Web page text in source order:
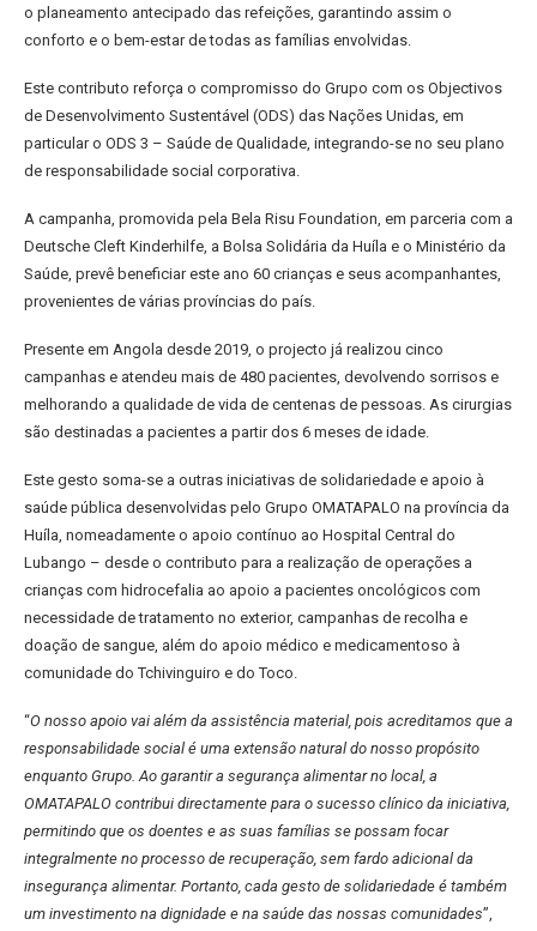
o planeamento antecipado das refeições, garantindo assim o
conforto e o bem-estar de todas as famílias envolvidas.
Este contributo reforça o compromisso do Grupo com os Objectivos
de Desenvolvimento Sustentável (ODS) das Nações Unidas, em
particular o ODS 3 – Saúde de Qualidade, integrando-se no seu plano
de responsabilidade social corporativa.
A campanha, promovida pela Bela Risu Foundation, em parceria com a
Deutsche Cleft Kinderhilfe, a Bolsa Solidária da Huíla e o Ministério da
Saúde, prevê beneficiar este ano 60 crianças e seus acompanhantes,
provenientes de várias províncias do país.
Presente em Angola desde 2019, o projecto já realizou cinco
campanhas e atendeu mais de 480 pacientes, devolvendo sorrisos e
melhorando a qualidade de vida de centenas de pessoas. As cirurgias
são destinadas a pacientes a partir dos 6 meses de idade.
Este gesto soma-se a outras iniciativas de solidariedade e apoio à
saúde pública desenvolvidas pelo Grupo OMATAPALO na província da
Huíla, nomeadamente o apoio contínuo ao Hospital Central do
Lubango – desde o contributo para a realização de operações a
crianças com hidrocefalia ao apoio a pacientes oncológicos com
necessidade de tratamento no exterior, campanhas de recolha e
doação de sangue, além do apoio médico e medicamentoso à
comunidade do Tchivinguiro e do Toco.
“O nosso apoio vai além da assistência material, pois acreditamos que a
responsabilidade social é uma extensão natural do nosso propósito
enquanto Grupo. Ao garantir a segurança alimentar no local, a
OMATAPALO contribui directamente para o sucesso clínico da iniciativa,
permitindo que os doentes e as suas famílias se possam focar
integralmente no processo de recuperação, sem fardo adicional da
insegurança alimentar. Portanto, cada gesto de solidariedade é também
um investimento na dignidade e na saúde das nossas comunidades”,